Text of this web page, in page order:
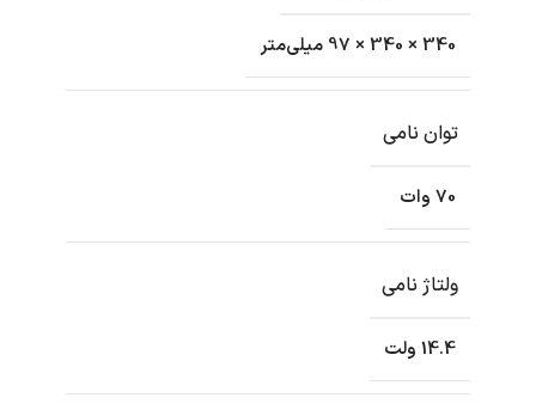
340 × 340 × 97 میلی‌متر
توان نامی
70 وات
ولتاژ نامی
14.4 ولت